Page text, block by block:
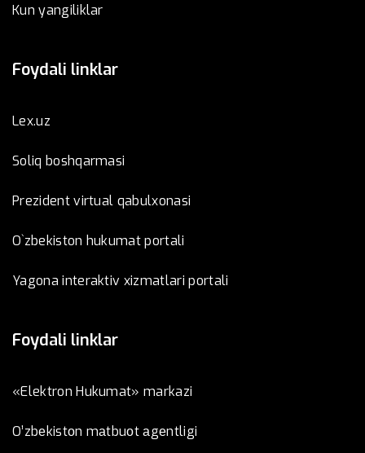
Kun yangiliklar
Foydali linklar
Lex.uz
Soliq boshqarmasi
Prezident virtual qabulxonasi
O`zbekiston hukumat portali
Yagona interaktiv xizmatlari portali
Foydali linklar
«Elektron Hukumat» markazi
O’zbеkistоn mаtbuоt аgеntligi